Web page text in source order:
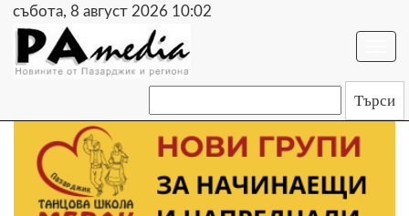
събота, 8 август 2026 10:02